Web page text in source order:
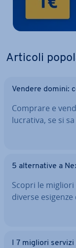
Articoli
Vendere domini:
Comprare e
lucrativa, se si
5 al­ter­na­ti­ve a
Scopri le
diverse
I 7 migliori